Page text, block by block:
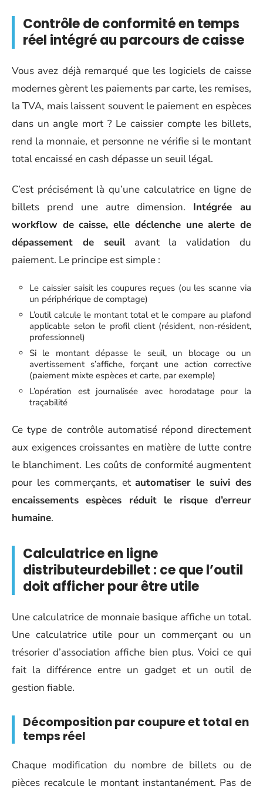
Contrôle de conformité en temps
réel intégré au parcours de caisse
Vous avez déjà remarqué que les logiciels de caisse
modernes gèrent les paiements par carte, les remises,
la TVA, mais laissent souvent le paiement en espèces
dans un angle mort ? Le caissier compte les billets,
rend la monnaie, et personne ne vérifie si le montant
total encaissé en cash dépasse un seuil légal.
C’est précisément là qu’une calculatrice en ligne de
billets prend une autre dimension. Intégrée au
workflow de caisse, elle déclenche une alerte de
dépassement de seuilavant la validation du
paiement. Le principe est simple :
Le caissier saisit les coupures reçues (ou les scanne via
un périphérique de comptage)
L’outil calcule le montant total et le compare au plafond
applicable selon le profil client (résident, non-résident,
professionnel)
Si le montant dépasse le seuil, un blocage ou un
avertissement s’affiche, forçant une action corrective
(paiement mixte espèces et carte, par exemple)
L’opération est journalisée avec horodatage pour la
traçabilité
Ce type de contrôle automatisé répond directement
aux exigences croissantes en matière de lutte contre
le blanchiment. Les coûts de conformité augmentent
pour les commerçants, etautomatiser le suivi des
encaissements espèces réduit le risque d’erreur
humaine.
Calculatrice en ligne
distributeurdebillet : ce que l’outil
doit afficher pour être utile
Une calculatrice de monnaie basique affiche un total.
Une calculatrice utile pour un commerçant ou un
trésorier d’association affiche bien plus. Voici ce qui
fait la différence entre un gadget et un outil de
gestion fiable.
Décomposition par coupure et total en
temps réel
Chaque modification du nombre de billets ou de
pièces recalcule le montant instantanément. Pas de